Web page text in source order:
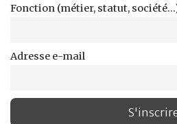
Fonction (métier, statut,
Adresse e-mail